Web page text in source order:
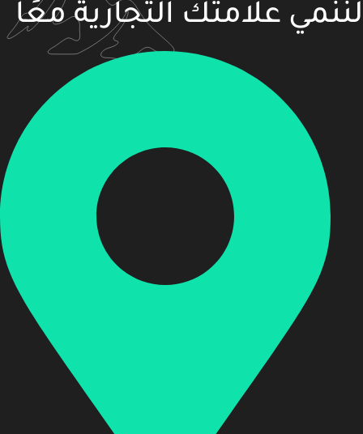
لنُنمي علامتك التجارية معًا